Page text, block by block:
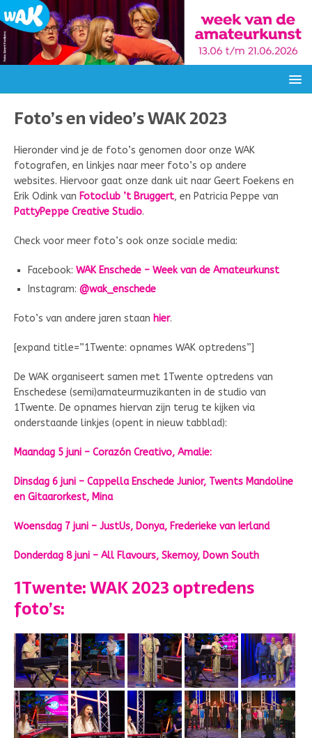
Foto’s en video’s WAK 2023
Hieronder vind je de foto’s genomen door onze WAK
fotografen, en linkjes naar meer foto’s op andere
websites. Hiervoor gaat onze dank uit naar Geert Foekens en
Erik Odink van Fotoclub ’t Bruggert, en Patricia Peppe van
PattyPeppe Creative Studio.
Check voor meer foto’s ook onze sociale media:
Facebook: WAK Enschede – Week van de Amateurkunst
Instagram: @wak_enschede
Foto’s van andere jaren staan hier.
[expand title=”1Twente: opnames WAK optredens”]
De WAK organiseert samen met 1Twente optredens van
Enschedese (semi)amateurmuzikanten in de studio van
1Twente. De opnames hiervan zijn terug te kijken via
onderstaande linkjes (opent in nieuw tabblad):
Maandag 5 juni – Corazón Creativo, Amalie:
Dinsdag 6 juni – Cappella Enschede Junior, Twents Mandoline
en Gitaarorkest, Mina
Woensdag 7 juni – JustUs, Donya, Frederieke van Ierland
Donderdag 8 juni – All Flavours, Skemoy, Down South
1Twente: WAK 2023 optredens
foto’s: